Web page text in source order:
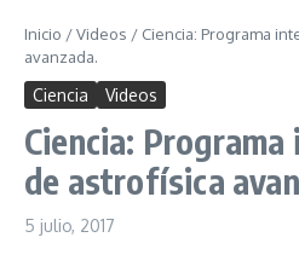
Inicio /Videos / Ciencia: Programa
avanzada.
Ciencia Videos
Ciencia:
de astrofísica
5 julio, 2017